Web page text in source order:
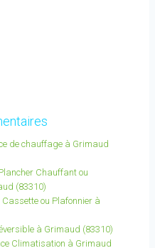
de chauffage à Grimaud
Chauffant ou
(83310)
ou Plafonnier à
à Grimaud (83310)
Climatisation à Grimaud